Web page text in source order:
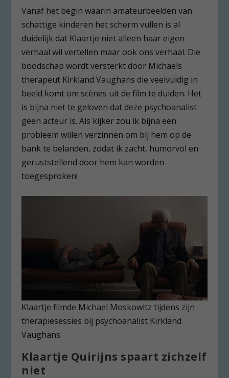
Vanaf het begin waarin amateurbeelden van
schattige kinderen het scherm vullen is al
duidelijk dat Klaartje niet alleen haar eigen
verhaal wil vertellen maar ook ons verhaal. Die
boodschap wordt versterkt door Michaels
therapeut Kirkland Vaughans die veelvuldig in
beeld komt om scènes uit de film te duiden. Het
is bijna niet te geloven dat deze psychoanalist
geen acteur is. Als kijker zou ik bijna een
probleem willen verzinnen om bij hem op de
bank te belanden, zodat ik zacht, humorvol en
geruststellend door hem kan worden
toegesproken!
Klaartje filmde Michael Moskowitz tijdens zijn
therapiesessies bij psychoanalist Kirkland
Vaughans.
Klaartje Quirijns spaart zichzelf
niet